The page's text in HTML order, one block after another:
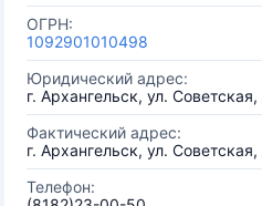
ОГРН:
1092901010498
Юридический адрес:
г. Архангельск, ул.
Фактический адрес:
г. Архангельск, ул.
Телефон: